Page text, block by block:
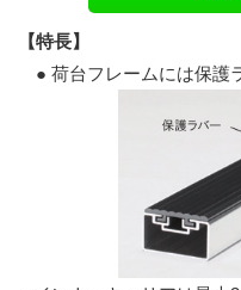
【特長】
● 荷台フレームには保護